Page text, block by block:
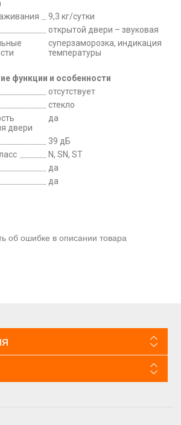
9,3 кг/сутки
открытой двери – звуковая
суперзаморозка, индикация
температуры
функции и особенности
отсутствует
стекло
двери
да
39 дБ
N, SN, ST
да
да
об ошибке в описании товара